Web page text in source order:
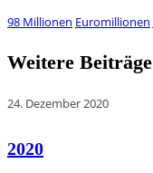
98 Millionen Euromillionen
Weitere Beiträge
24. Dezember 2020
2020